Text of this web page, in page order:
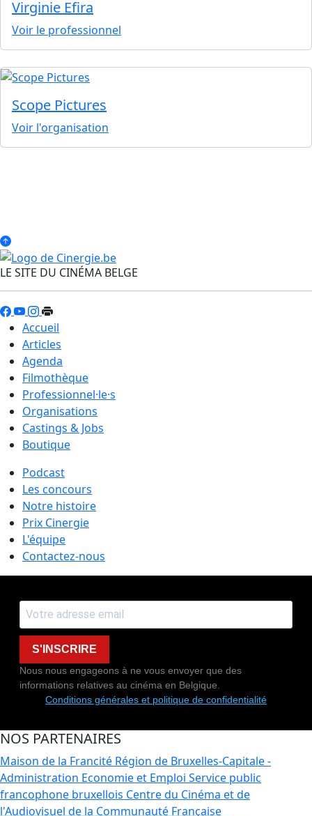
Virginie Efira
Voir le professionnel
Scope Pictures
Voir l'organisation
LE SITE DU CINÉMA BELGE
Accueil
Articles
Agenda
Filmothèque
Professionnel·le·s
Organisations
Castings & Jobs
Boutique
Podcast
Les concours
Notre histoire
Prix Cinergie
L'équipe
Contactez-nous
S'INSCRIRE
Nous nous engageons à ne vous envoyer que des
informations relatives au cinéma en Belgique.
Conditions générales et politique de confidentialité
NOS PARTENAIRES
Maison de la Francité Région de Bruxelles-Capitale -
Administration Economie et Emploi Service public
francophone bruxellois Centre du Cinéma et de
l'Audiovisuel de la Communauté Française